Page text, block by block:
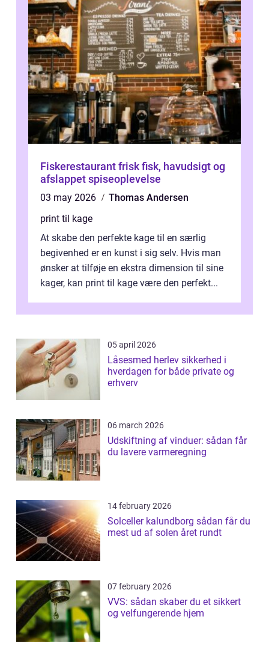
Fiskerestaurant frisk fisk, havudsigt og
afslappet spiseoplevelse
03 may 2026
Thomas Andersen
print til kage
At skabe den perfekte kage til en særlig
begivenhed er en kunst i sig selv. Hvis man
ønsker at tilføje en ekstra dimension til sine
kager, kan print til kage være den perfekt...
05 april 2026
Låsesmed herlev sikkerhed i
hverdagen for både private og
erhverv
06 march 2026
Udskiftning af vinduer: sådan får
du lavere varmeregning
14 february 2026
Solceller kalundborg sådan får du
mest ud af solen året rundt
07 february 2026
VVS: sådan skaber du et sikkert
og velfungerende hjem